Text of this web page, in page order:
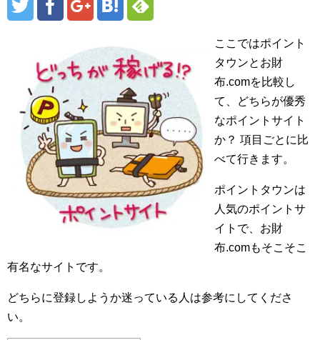
ここではポイント
タウンとお財
布.comを比較し
て、どちらが優秀
なポイントサイト
か？ 項目ごとに比
べて行きます。
ポイントタウンは
人気のポイントサ
イトで、お財
布.comもそこそこ
有名なサイトです。
どちらに登録しようか迷っている人は参考にしてくださ
い。